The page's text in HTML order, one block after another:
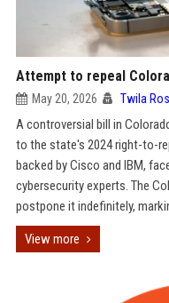
Attempt to repeal
May 20, 2026 Twila
A controversial bill in
to the state's 2024 right-to-
backed by Cisco and IBM,
cybersecurity experts. The
postpone it indefinitely,
View more